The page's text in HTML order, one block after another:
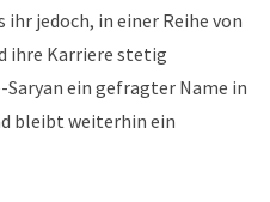
jedoch, in einer Reihe von
ihre Karriere stetig
ein gefragter Name in
bleibt weiterhin ein